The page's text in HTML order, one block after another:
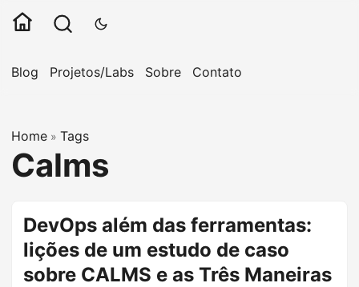
Blog Projetos/Labs Sobre Contato
Home » Tags
Calms
DevOps além das ferramentas:
lições de um estudo de caso
sobre CALMS e as Três Maneiras